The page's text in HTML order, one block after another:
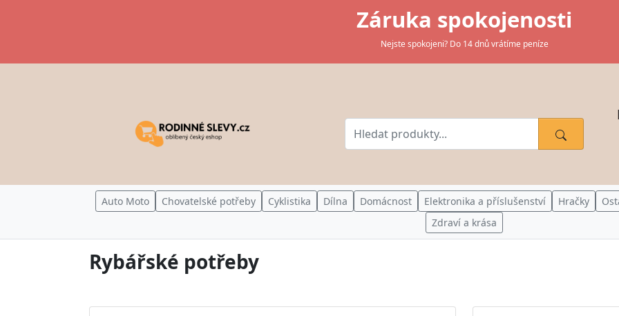
Záruka spokojenosti
Nejste spokojeni? Do 14 dnů vrátíme peníze
Auto Moto Chovatelské potřeby Cyklistika Dílna Domácnost Elektronika a příslušenství Hračky
Zdraví a krása
Rybářské potřeby